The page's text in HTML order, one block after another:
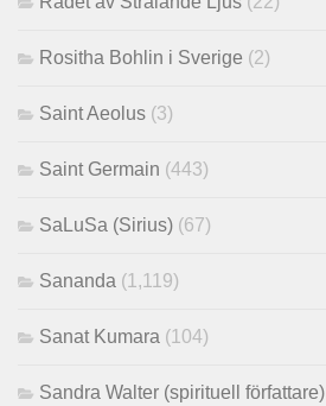
Rositha Bohlin i Sverige (2)
Saint Aeolus (3)
Saint Germain (443)
SaLuSa (Sirius) (67)
Sananda (1,119)
Sanat Kumara (104)
Sandra Walter (spirituell författare)